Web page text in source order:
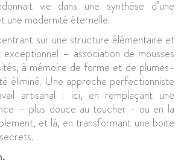
vie dans une synthèse d’une
une modernité éternelle.
sur une structure élémentaire et
– association de mousses
à mémoire de forme et de plumes-
éliminé. Une approche perfectionniste
artisanal : ici, en remplaçant une
– plus douce au toucher - ou en la
et là, en transformant une boite